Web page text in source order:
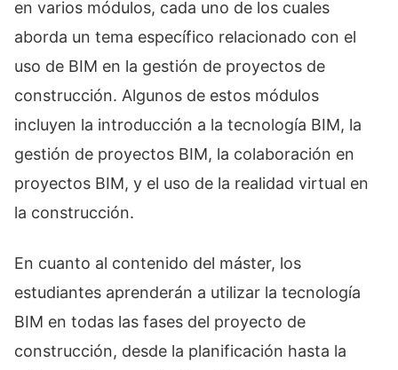
en varios módulos, cada uno de los cuales
aborda un tema específico relacionado con el
uso de BIM en la gestión de proyectos de
construcción. Algunos de estos módulos
incluyen la introducción a la tecnología BIM, la
gestión de proyectos BIM, la colaboración en
proyectos BIM, y el uso de la realidad virtual en
la construcción.
En cuanto al contenido del máster, los
estudiantes aprenderán a utilizar la tecnología
BIM en todas las fases del proyecto de
construcción, desde la planificación hasta la